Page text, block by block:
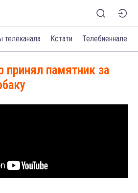
телеканала Кстати Телебиеннале
принял памятник за